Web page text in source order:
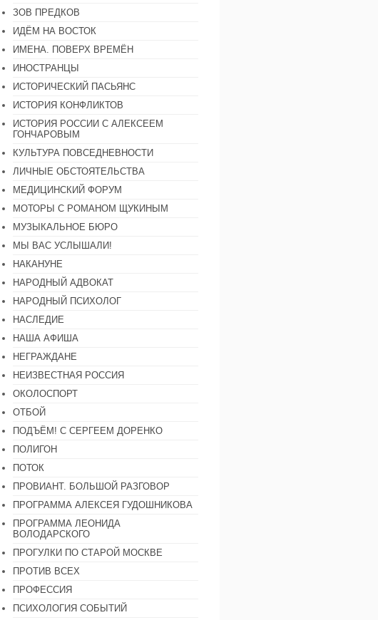
ЗОВ ПРЕДКОВ
ИДЁМ НА ВОСТОК
ИМЕНА. ПОВЕРХ ВРЕМЁН
ИНОСТРАНЦЫ
ИСТОРИЧЕСКИЙ ПАСЬЯНС
ИСТОРИЯ КОНФЛИКТОВ
ИСТОРИЯ РОССИИ С АЛЕКСЕЕМ
ГОНЧАРОВЫМ
КУЛЬТУРА ПОВСЕДНЕВНОСТИ
ЛИЧНЫЕ ОБСТОЯТЕЛЬСТВА
МЕДИЦИНСКИЙ ФОРУМ
МОТОРЫ С РОМАНОМ ЩУКИНЫМ
МУЗЫКАЛЬНОЕ БЮРО
МЫ ВАС УСЛЫШАЛИ!
НАКАНУНЕ
НАРОДНЫЙ АДВОКАТ
НАРОДНЫЙ ПСИХОЛОГ
НАСЛЕДИЕ
НАША АФИША
НЕГРАЖДАНЕ
НЕИЗВЕСТНАЯ РОССИЯ
ОКОЛОСПОРТ
ОТБОЙ
ПОДЪЁМ! С СЕРГЕЕМ ДОРЕНКО
ПОЛИГОН
ПОТОК
ПРОВИАНТ. БОЛЬШОЙ РАЗГОВОР
ПРОГРАММА АЛЕКСЕЯ ГУДОШНИКОВА
ПРОГРАММА ЛЕОНИДА
ВОЛОДАРСКОГО
ПРОГУЛКИ ПО СТАРОЙ МОСКВЕ
ПРОТИВ ВСЕХ
ПРОФЕССИЯ
ПСИХОЛОГИЯ СОБЫТИЙ